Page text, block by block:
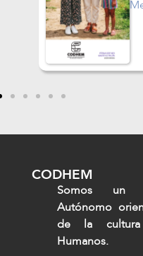
CODHEM
Somos un
Autónomo
de la
Humanos.